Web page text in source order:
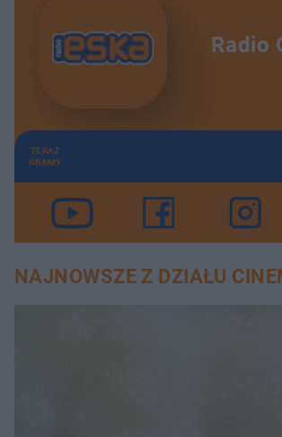
Radio
TERAZ
GRAMY
NAJNOWSZE Z DZIAŁU